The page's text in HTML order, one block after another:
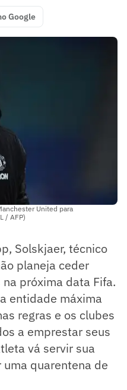
Google
United para
/ AFP)
Solskjaer, técnico
planeja ceder
próxima data Fifa.
entidade máxima
regras e os clubes
a emprestar seus
vá servir sua
quarentena de